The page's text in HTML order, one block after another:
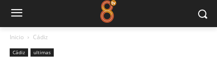
Inicio Cádiz
Cádiz ultimas